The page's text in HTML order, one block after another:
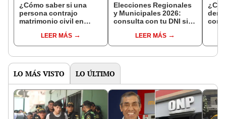
¿Cómo saber si una
persona contrajo
matrimonio civil en
LEER MÁS
Elecciones Regionales
y Municipales 2026:
consulta con tu DNI si
de mesa para este 4 de
octubre en el link oficial
LEER MÁS
con
LO MÁS VISTO LO ÚLTIMO